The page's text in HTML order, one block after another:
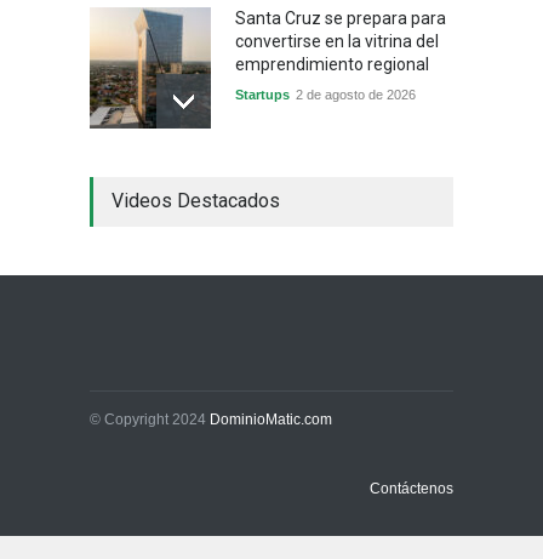
Santa Cruz se prepara para
convertirse en la vitrina del
emprendimiento regional
Startups 2 de agosto de 2026
industrial y el golpe puede
Sin Categoría 1 de agosto de 2026
Videos Destacados
© Copyright 2024 DominioMatic.com
Contáctenos